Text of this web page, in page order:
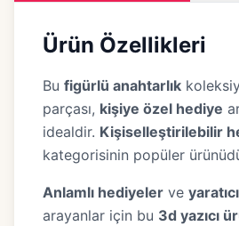
Ürün Özellikleri
Bu figürlü anahtarlık
parçası, kişiye özel hediye
idealdir. Kişiselleştirilebilir
kategorisinin popüler
Anlamlı hediyeler ve
arayanlar için bu 3d yazıcı